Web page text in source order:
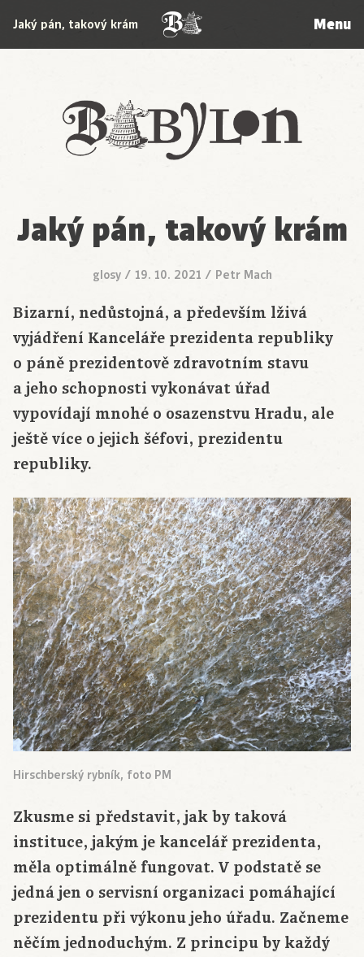
Babylon
Jaký pán, takový krám Menu
Jaký pán, takový krám
glosy/ 19. 10. 2021 / Petr Mach
Bizarní, nedůstojná, a především lživá
vyjádření Kanceláře prezidenta republiky
o páně prezidentově zdravotním stavu
a jeho schopnosti vykonávat úřad
vypovídají mnohé o osazenstvu Hradu, ale
ještě více o jejich šéfovi, prezidentu
republiky.
Hirschberský rybník, foto PM
Zkusme si představit, jak by taková
instituce, jakým je kancelář prezidenta,
měla optimálně fungovat. V podstatě se
jedná jen o servisní organizaci pomáhající
prezidentu při výkonu jeho úřadu. Začneme
něčím jednoduchým. Z principu by každý